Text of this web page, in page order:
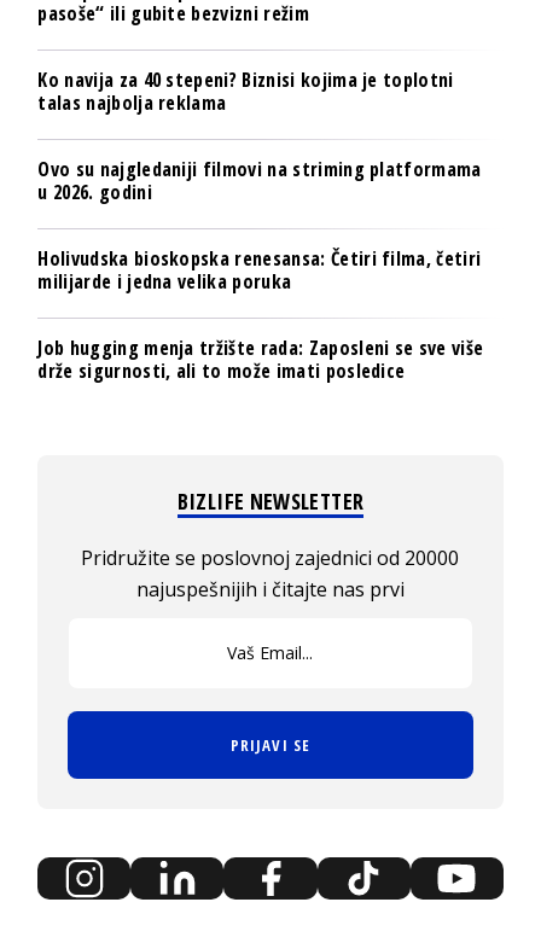
pasoše“ ili gubite bezvizni režim
Ko navija za 40 stepeni? Biznisi kojima je toplotni
talas najbolja reklama
Ovo su najgledaniji filmovi na striming platformama
u 2026. godini
Holivudska bioskopska renesansa: Četiri filma, četiri
milijarde i jedna velika poruka
Job hugging menja tržište rada: Zaposleni se sve više
drže sigurnosti, ali to može imati posledice
BIZLIFE NEWSLETTER
Pridružite se poslovnoj zajednici od 20000
najuspešnijih i čitajte nas prvi
PRIJAVI SE